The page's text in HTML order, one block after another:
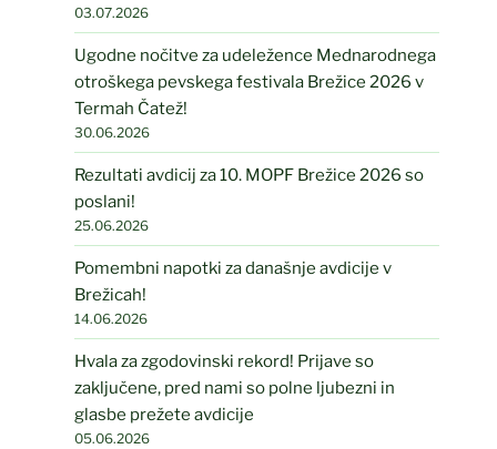
03.07.2026
Ugodne nočitve za udeležence Mednarodnega
otroškega pevskega festivala Brežice 2026 v
Termah Čatež!
30.06.2026
Rezultati avdicij za 10. MOPF Brežice 2026 so
poslani!
25.06.2026
Pomembni napotki za današnje avdicije v
Brežicah!
14.06.2026
Hvala za zgodovinski rekord! Prijave so
zaključene, pred nami so polne ljubezni in
glasbe prežete avdicije
05.06.2026